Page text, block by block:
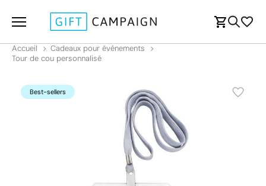
Accueil
Cadeaux pour événements
Tour de cou personnalisé
Best-sellers